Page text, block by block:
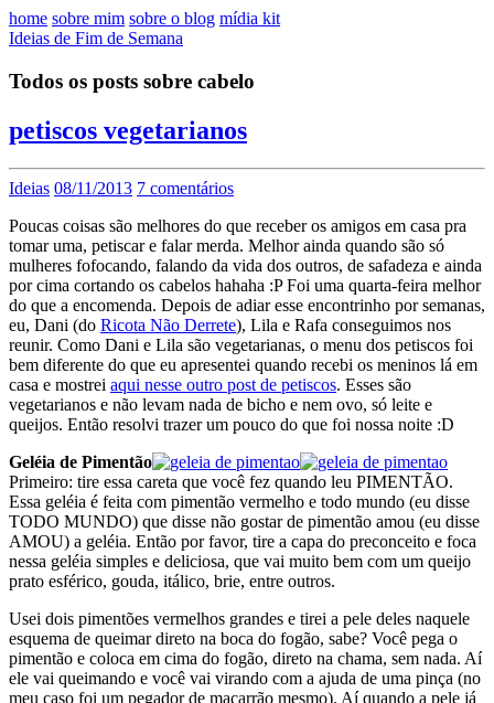
home sobre mim sobre o blog mídia kit
Ideias de Fim de Semana
Todos os posts sobre cabelo
petiscos vegetarianos
Ideias 08/11/2013 7 comentários
Poucas coisas são melhores do que receber os amigos em casa pra
tomar uma, petiscar e falar merda. Melhor ainda quando são só
mulheres fofocando, falando da vida dos outros, de safadeza e ainda
por cima cortando os cabelos hahaha :P Foi uma quarta-feira melhor
do que a encomenda. Depois de adiar esse encontrinho por semanas,
eu, Dani (do Ricota Não Derrete), Lila e Rafa conseguimos nos
reunir. Como Dani e Lila são vegetarianas, o menu dos petiscos foi
bem diferente do que eu apresentei quando recebi os meninos lá em
casa e mostrei aqui nesse outro post de petiscos. Esses são
vegetarianos e não levam nada de bicho e nem ovo, só leite e
queijos. Então resolvi trazer um pouco do que foi nossa noite :D
Geléia de Pimentão
Primeiro: tire essa careta que você fez quando leu PIMENTÃO.
Essa geléia é feita com pimentão vermelho e todo mundo (eu disse
TODO MUNDO) que disse não gostar de pimentão amou (eu disse
AMOU) a geléia. Então por favor, tire a capa do preconceito e foca
nessa geléia simples e deliciosa, que vai muito bem com um queijo
prato esférico, gouda, itálico, brie, entre outros.
Usei dois pimentões vermelhos grandes e tirei a pele deles naquele
esquema de queimar direto na boca do fogão, sabe? Você pega o
pimentão e coloca em cima do fogão, direto na chama, sem nada. Aí
ele vai queimando e você vai virando com a ajuda de uma pinça (no
meu caso foi um pegador de macarrão mesmo). Aí quando a pele já